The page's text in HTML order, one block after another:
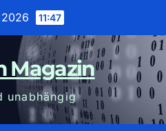
11:47
Magazin
unabhängig